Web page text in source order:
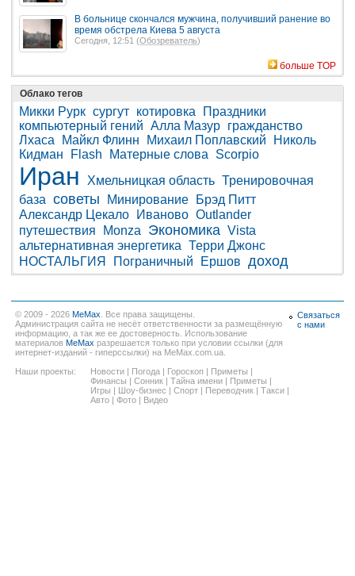
В больнице скончался мужчина, получивший ранение во
время обстрела Киева 5 августа
Сегодня, 12:51 (Обозреватель)
больше TOP
Облако тегов
Микки Рурк сургут котировка
Праздники
компьютерный гений Алла Мазур гражданство
Лхаса
Майкл Флинн Михаил Поплавский
Николь
Кидман
Flash Матерные слова Scorpio
Иран Хмельницкая область Тренировочная
база советы Минирование
Брэд Питт
Александр Цекало
Иваново Outlander
путешествия
Monza Экономика Vista
альтернативная энергетика Терри Джонс
НОСТАЛЬГИЯ
Пограничный Ершов доход
© 2009 - 2026 MeMax . Все права защищены.
Администрация сайта не несёт ответственности за размещённую
информацию, а так же ее достоверность. Использование
материалов MeMax разрешается только при условии ссылки (для
интернет-изданий - гиперссылки) на MeMax.com.ua.
Наши проекты:
Новости Погода Гороскоп Приметы
Финансы
Сонник Тайна имени Приметы
Игры
Шоу-бизнес Спорт Переводчик Такси
Авто
Фото Видео
Связаться
с нами